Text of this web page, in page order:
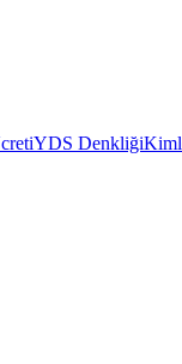
YDS Denkliği